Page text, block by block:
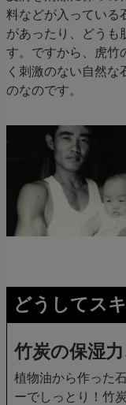
料などが入っている
があったり、どうも
す。ですから、虎竹
く刺激のない自然な
のなのです。
どうしてス
竹炭の保湿
植物油から作った
ーでしっとり！竹